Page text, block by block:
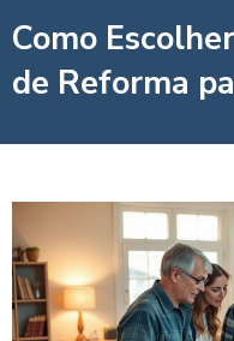
Como
de Reforma